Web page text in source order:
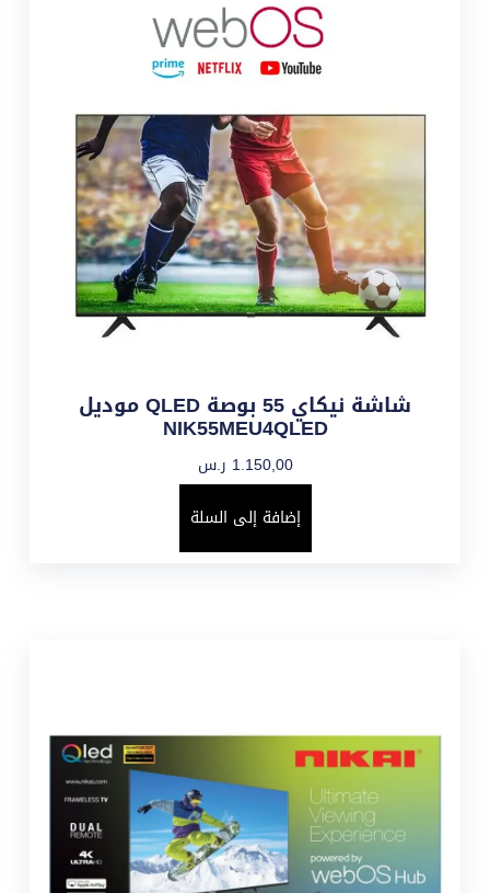
شاشة نيكاي 55 بوصة QLED موديل
NIK55MEU4QLED
1.150,00 ر.س
إضافة إلى السلة